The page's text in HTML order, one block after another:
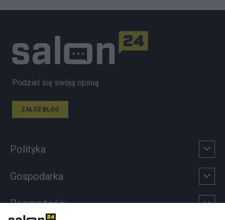
Podziel się swoją opinią
ZAŁÓŻ BLOG
Polityka
Gospodarka
Rozmaitości